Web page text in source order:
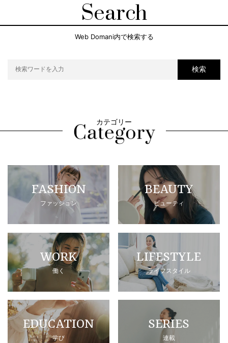
Search
Web Domani内で検索する
検索
カテゴリー
FASHION
ファッション
BEAUTY
ビューティ
WORK
働く
LIFESTYLE
ライフスタイル
EDUCATION
学び
SERIES
連載